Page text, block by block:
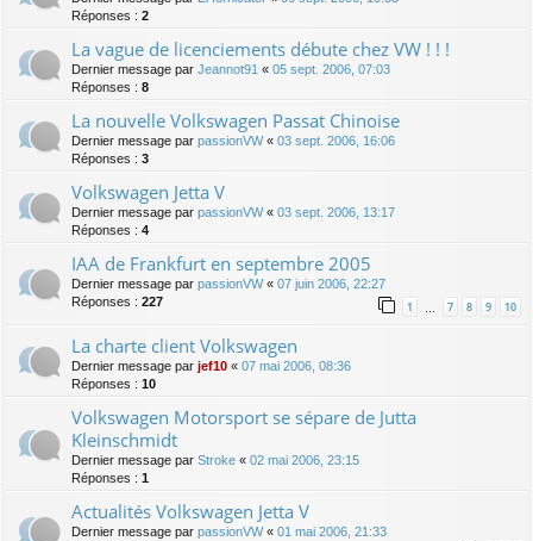
Réponses : 2
La vague de licenciements débute chez VW ! ! !
Dernier message par Jeannot91 « 05 sept. 2006, 07:03
Réponses : 8
La nouvelle Volkswagen Passat Chinoise
Dernier message par passionVW« 03 sept. 2006, 16:06
Réponses : 3
Volkswagen Jetta V
Dernier message par passionVW« 03 sept. 2006, 13:17
Réponses : 4
IAA de Frankfurt en septembre 2005
Dernier message par passionVW« 07 juin 2006, 22:27
Réponses : 227 1 … 7 8 9 10
La charte client Volkswagen
Dernier message par jef10 « 07 mai 2006, 08:36
Réponses : 10
Volkswagen Motorsport se sépare de Jutta
Kleinschmidt
Dernier message par Stroke « 02 mai 2006, 23:15
Réponses : 1
Actualités Volkswagen Jetta V
Dernier message par passionVW« 01 mai 2006, 21:33